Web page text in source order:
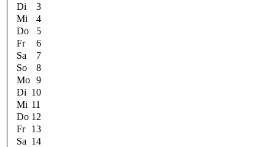
Di
3
Mi
4
Do
5
Fr
6
Sa
7
So
8
Mo 9
Di 10
Mi 11
Do 12
Fr
13
Sa 14